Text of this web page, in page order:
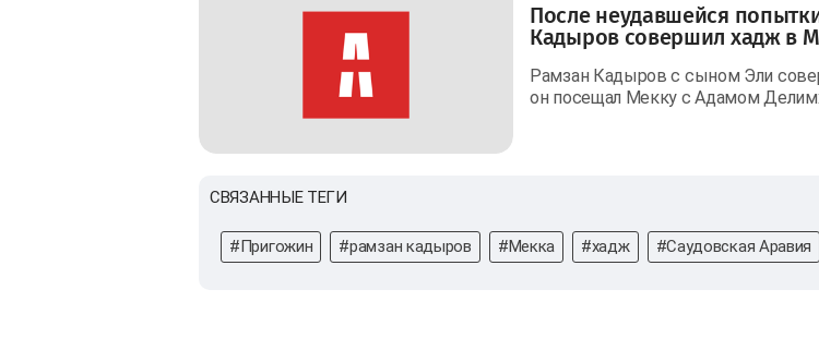
После неудавшейся
Кадыров совершил хадж в
Рамзан Кадыров с сыном Эли
он посещал Мекку с Адамом
СВЯЗАННЫЕ ТЕГИ
#Пригожин #рамзан кадыров #Мекка #хадж #Саудовская Аравия